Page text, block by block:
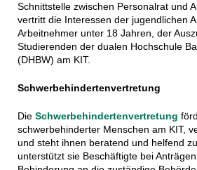
Schnittstelle zwischen Personalrat und
vertritt die Interessen der jugendlichen
Arbeitnehmer unter 18 Jahren, der
Studierenden der dualen Hochschule
(DHBW) am KIT.
Schwerbehindertenvertretung
Die Schwerbehindertenvertretung
schwerbehinderter Menschen am KIT,
und steht ihnen beratend und helfend
unterstützt sie Beschäftigte bei